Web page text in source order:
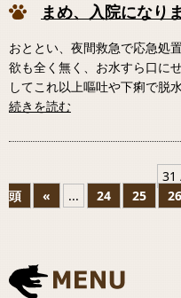
まめ、入院になり
おととい、夜間救急で応急処
欲も全く無く、お水すら口に
してこれ以上嘔吐や下痢で脱
続きを読む
31
頭
« ... 24 25 26